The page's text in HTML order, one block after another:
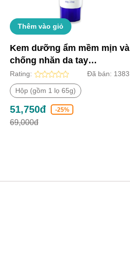
Thêm vào giỏ
Kem dưỡng ẩm mềm mịn và
chống nhăn da tay
Hatomugi (Lọ 65g)
Rating: Đã bán: 1383
Hộp (gồm 1 lọ 65g)
51,750đ -25%
69,000đ